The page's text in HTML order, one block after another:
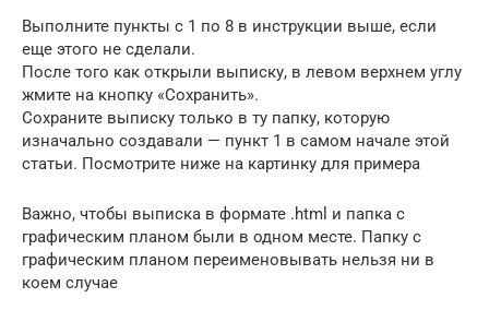
Выполните пункты с 1 по 8 в инструкции выше, если
еще этого не сделали.
После того как открыли выписку, в левом верхнем углу
жмите на кнопку «Сохранить».
Сохраните выписку только в ту папку, которую
изначально создавали — пункт 1 в самом начале этой
статьи. Посмотрите ниже на картинку для примера
Важно, чтобы выписка в формате .html и папка с
графическим планом были в одном месте. Папку с
графическим планом переименовывать нельзя ни в
коем случае